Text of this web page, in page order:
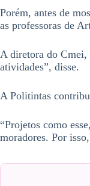
Porém, antes de
as professoras de
A diretora do Cmei,
atividades”, disse.
A Politintas
“Projetos como
moradores. Por